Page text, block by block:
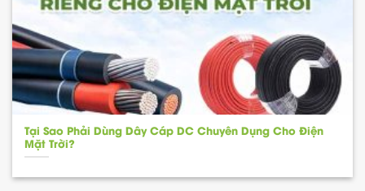
Tại Sao Phải Dùng Dây Cáp DC Chuyên Dụng Cho Điện
Mặt Trời?